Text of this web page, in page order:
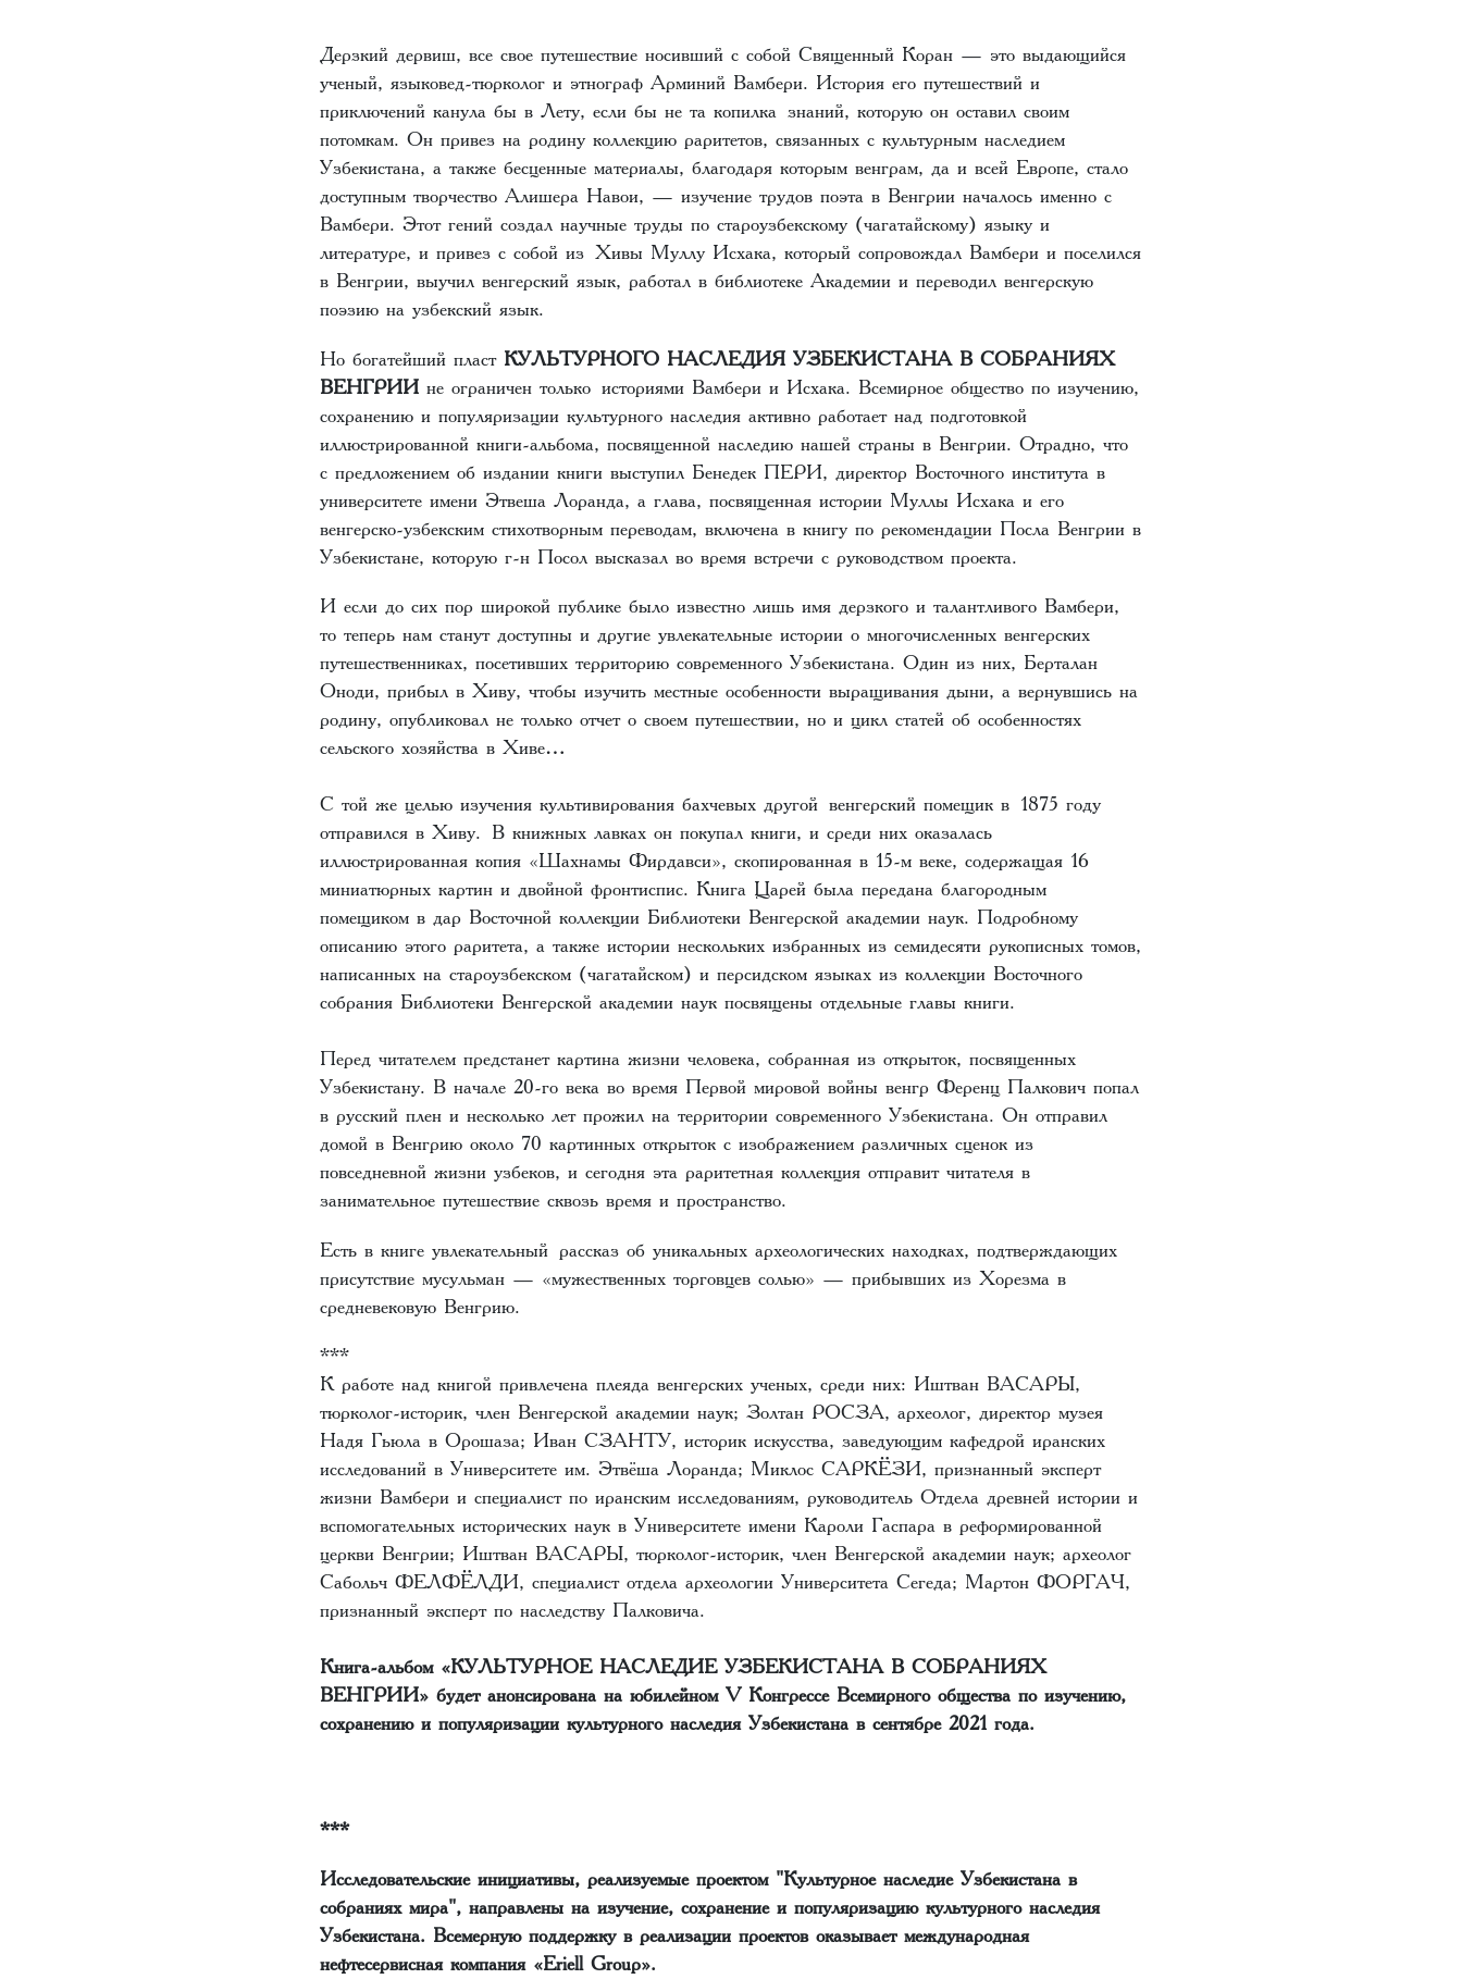
Дерзкий дервиш, все свое путешествие носивший с собой Священный Коран — это выдающийся
ученый, языковед-тюрколог и этнограф Арминий Вамбери. История его путешествий и
приключений канула бы в Лету, если бы не та копилка знаний, которую он оставил своим
потомкам. Он привез на родину коллекцию раритетов, связанных с культурным наследием
Узбекистана, а также бесценные материалы, благодаря которым венграм, да и всей Европе, стало
доступным творчество Алишера Навои, — изучение трудов поэта в Венгрии началось именно с
Вамбери. Этот гений создал научные труды по староузбекскому (чагатайскому) языку и
литературе, и привез с собой из Хивы Муллу Исхака, который сопровождал Вамбери и поселился
в Венгрии, выучил венгерский язык, работал в библиотеке Академии и переводил венгерскую
поэзию на узбекский язык.
Но богатейший пласт КУЛЬТУРНОГО НАСЛЕДИЯ УЗБЕКИСТАНА В СОБРАНИЯХ
ВЕНГРИИ не ограничен только историями Вамбери и Исхака. Всемирное общество по изучению,
сохранению и популяризации культурного наследия активно работает над подготовкой
иллюстрированной книги-альбома, посвященной наследию нашей страны в Венгрии. Отрадно, что
с предложением об издании книги выступил Бенедек ПЕРИ, директор Восточного института в
университете имени Этвеша Лоранда, а глава, посвященная истории Муллы Исхака и его
венгерско-узбекским стихотворным переводам, включена в книгу по рекомендации Посла Венгрии в
Узбекистане, которую г-н Посол высказал во время встречи с руководством проекта.
И если до сих пор широкой публике было известно лишь имя дерзкого и талантливого Вамбери,
то теперь нам станут доступны и другие увлекательные истории о многочисленных венгерских
путешественниках, посетивших территорию современного Узбекистана. Один из них, Берталан
Оноди, прибыл в Хиву, чтобы изучить местные особенности выращивания дыни, а вернувшись на
родину, опубликовал не только отчет о своем путешествии, но и цикл статей об особенностях
сельского хозяйства в Хиве…
С той же целью изучения культивирования бахчевых другой венгерский помещик в 1875 году
отправился в Хиву. В книжных лавках он покупал книги, и среди них оказалась
иллюстрированная копия «Шахнамы Фирдавси», скопированная в 15-м веке, содержащая 16
миниатюрных картин и двойной фронтиспис. Книга Царей была передана благородным
помещиком в дар Восточной коллекции Библиотеки Венгерской академии наук. Подробному
описанию этого раритета, а также истории нескольких избранных из семидесяти рукописных томов,
написанных на староузбекском (чагатайском) и персидском языках из коллекции Восточного
собрания Библиотеки Венгерской академии наук посвящены отдельные главы книги.
Перед читателем предстанет картина жизни человека, собранная из открыток, посвященных
Узбекистану. В начале 20-го века во время Первой мировой войны венгр Ференц Палкович попал
в русский плен и несколько лет прожил на территории современного Узбекистана. Он отправил
домой в Венгрию около 70 картинных открыток с изображением различных сценок из
повседневной жизни узбеков, и сегодня эта раритетная коллекция отправит читателя в
занимательное путешествие сквозь время и пространство.
Есть в книге увлекательный рассказ об уникальных археологических находках, подтверждающих
присутствие мусульман — «мужественных торговцев солью» — прибывших из Хорезма в
средневековую Венгрию.
***
К работе над книгой привлечена плеяда венгерских ученых, среди них: Иштван ВАСАРЫ,
тюрколог-историк, член Венгерской академии наук; Золтан РОСЗА, археолог, директор музея
Надя Гьюла в Орошаза; Иван СЗАНТУ, историк искусства, заведующим кафедрой иранских
исследований в Университете им. Этвёша Лоранда; Миклос САРКЁЗИ, признанный эксперт
жизни Вамбери и специалист по иранским исследованиям, руководитель Отдела древней истории и
вспомогательных исторических наук в Университете имени Кароли Гаспара в реформированной
церкви Венгрии; Иштван ВАСАРЫ, тюрколог-историк, член Венгерской академии наук; археолог
Сабольч ФЕЛФЁЛДИ, специалист отдела археологии Университета Сегеда; Мартон ФОРГАЧ,
признанный эксперт по наследству Палковича.
Книга-альбом «КУЛЬТУРНОЕ НАСЛЕДИЕ УЗБЕКИСТАНА В СОБРАНИЯХ
ВЕНГРИИ» будет анонсирована на юбилейном V Конгрессе Всемирного общества по изучению,
сохранению и популяризации культурного наследия Узбекистана в сентябре 2021 года.
***
Исследовательские инициативы, реализуемые проектом "Культурное наследие Узбекистана в
собраниях мира", направлены на изучение, сохранение и популяризацию культурного наследия
Узбекистана. Всемерную поддержку в реализации проектов оказывает международная
нефтесервисная компания «Eriell Group».